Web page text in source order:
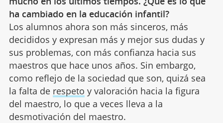
ha cambiado en la educación infantil?
Los alumnos ahora son más sinceros, más
decididos y expresan más y mejor sus dudas y
sus problemas, con más confianza hacia sus
maestros que hace unos años. Sin embargo,
como reflejo de la sociedad que son, quizá sea
la falta de respeto y valoración hacia la figura
del maestro, lo que a veces lleva a la
desmotivación del maestro.